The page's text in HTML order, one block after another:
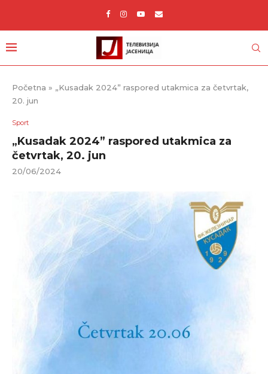
Početna » „Kusadak 2024” raspored utakmica za četvrtak,
20. jun
Sport
„Kusadak 2024” raspored utakmica za
četvrtak, 20. jun
20/06/2024